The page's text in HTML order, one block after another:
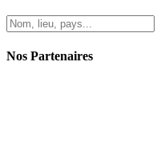
Nos Partenaires